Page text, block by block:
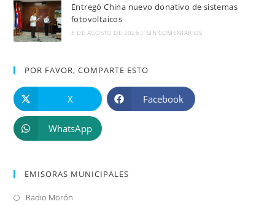
Entregó China nuevo donativo de sistemas
fotovoltaicos
8 DE AGOSTO DE 2026 / SIN COMENTARIOS
POR FAVOR, COMPARTE ESTO
X Facebook
WhatsApp
EMISORAS MUNICIPALES
Radio Morón